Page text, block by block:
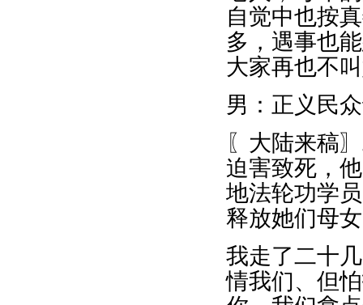
自觉中也按
多，遇事也
大家再也不
男：正义民
〖大陆来稿
迫害致死，
地法轮功学
释放她们母
我走了二十
情我们、但